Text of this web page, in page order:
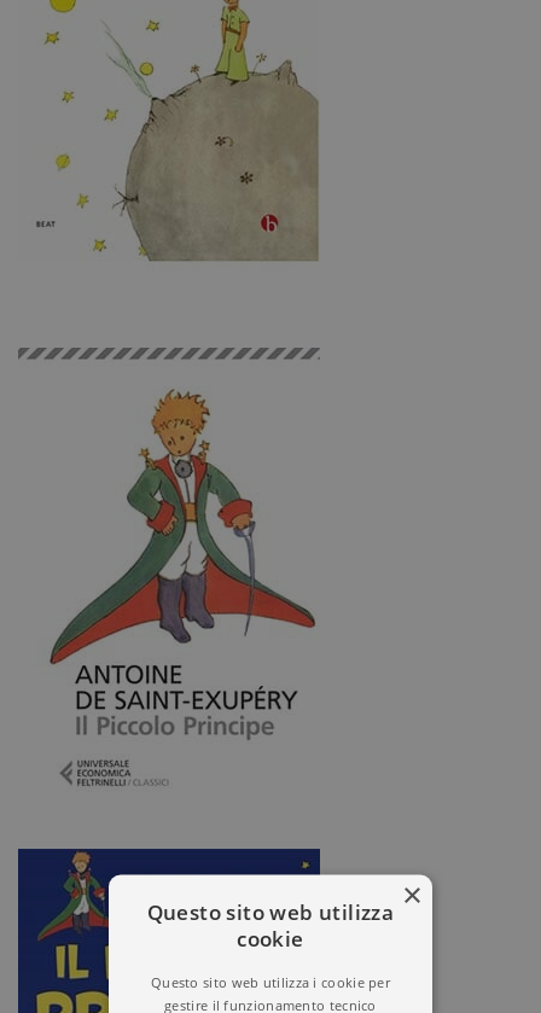
×
Questo sito web utilizza
cookie
Questo sito web utilizza i cookie per
gestire il funzionamento tecnico